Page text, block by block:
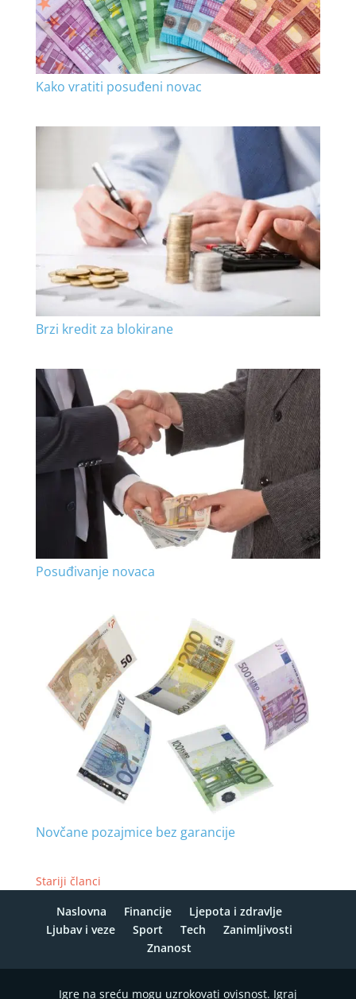
Kako vratiti posuđeni novac
Brzi kredit za blokirane
Posuđivanje novaca
Novčane pozajmice bez garancije
Stariji članci
Naslovna
Financije
Ljepota i zdravlje
Ljubav i veze
Sport Tech
Zanimljivosti
Znanost
Igre na sreću mogu uzrokovati ovisnost. Igraj